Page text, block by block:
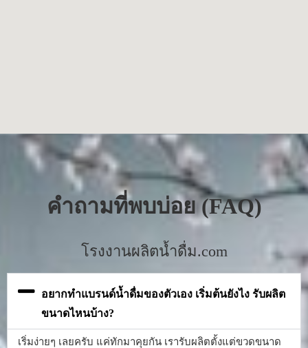
คำถามที่พบบ่อย (FAQ)
โรงงานผลิตน้ำดื่ม.com
อยากทำแบรนด์น้ำดื่มของตัวเอง เริ่มต้นยังไง รับผลิต
ขนาดไหนบ้าง?
เริ่มง่ายๆ เลยครับ แค่ทักมาคุยกัน เรารับผลิตตั้งแต่ขวดขนาด